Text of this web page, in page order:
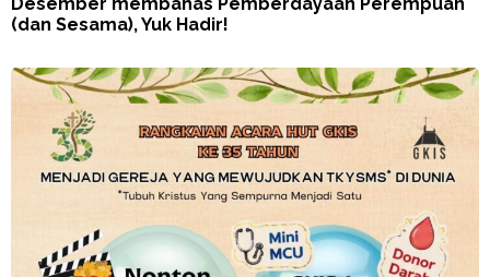
(dan Sesama), Yuk Hadir!